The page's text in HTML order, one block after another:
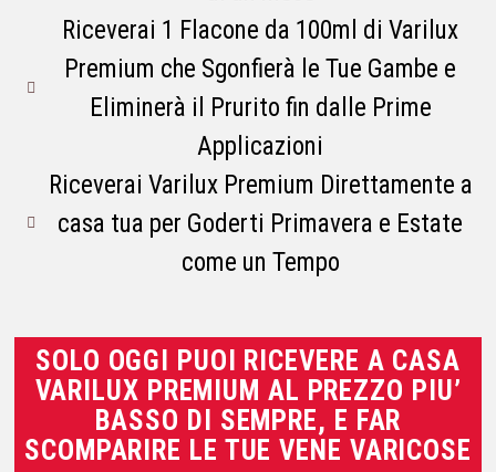
Riceverai 1 Flacone da 100ml di Varilux
Premium che Sgonfierà le Tue Gambe e
Eliminerà il Prurito fin dalle Prime
Applicazioni
Riceverai Varilux Premium Direttamente a
casa tua per Goderti Primavera e Estate
come un Tempo
SOLO OGGI PUOI RICEVERE A CASA
VARILUX PREMIUM AL PREZZO PIU’
BASSO DI SEMPRE, E FAR
SCOMPARIRE LE TUE VENE VARICOSE